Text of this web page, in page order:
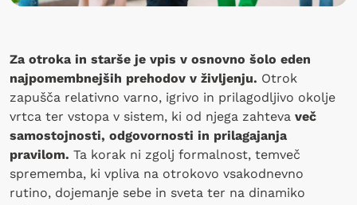
Za otroka in starše je vpis v osnovno šolo eden
najpomembnejših prehodov v življenju. Otrok
zapušča relativno varno, igrivo in prilagodljivo okolje
vrtca ter vstopa v sistem, ki od njega zahteva več
samostojnosti, odgovornosti in prilagajanja
pravilom. Ta korak ni zgolj formalnost, temveč
sprememba, ki vpliva na otrokovo vsakodnevno
rutino, dojemanje sebe in sveta ter na dinamiko